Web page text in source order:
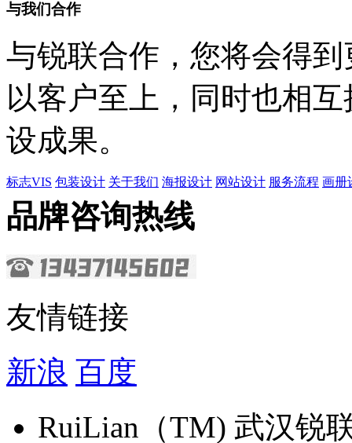
与我们合作
与锐联合作，您将会得
以客户至上，同时也相
设成果。
标志VIS 包装设计 关于我们 海报设计 网站设计 服务流程 画册
品牌咨询热线
友情链接
新浪 百度
​RuiLian（TM) 武汉锐